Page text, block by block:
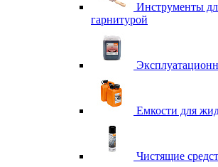
Инструменты
гарнитурой
Емкости для
Чистящие